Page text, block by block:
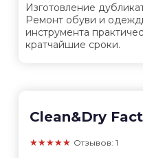
Изготовление
Ремонт обуви и
инструмента
кратчайшие сроки.
Clean&Dry
★★★★★ Отзывов: 1